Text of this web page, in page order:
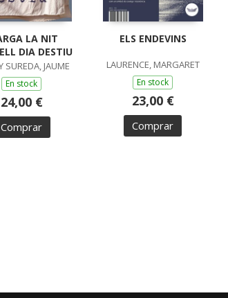
LA NIT
DIA DESTIU
SUREDA, JAUME
En stock
24,00 €
Comprar
ELS ENDEVINS
LAURENCE, MARGARET
En stock
23,00 €
Comprar